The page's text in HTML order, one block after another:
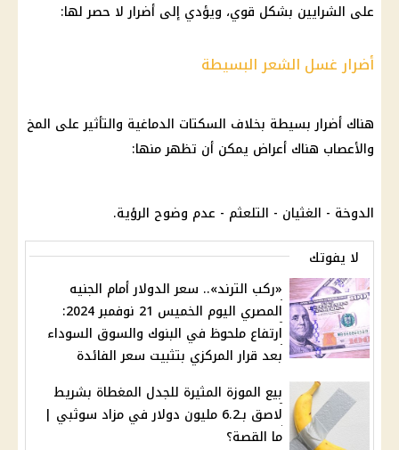
على الشرايين بشكل قوي، ويؤدي إلى أضرار لا حصر لها:
أضرار غسل الشعر البسيطة
هناك أضرار بسيطة بخلاف السكتات الدماغية والتأثير على المخ
والأعصاب هناك أعراض يمكن أن تظهر منها:
الدوخة - الغثيان - التلعثم - عدم وضوح الرؤية.
لا يفوتك
«ركب الترند».. سعر الدولار أمام الجنيه
المصري اليوم الخميس 21 نوفمبر 2024:
ارتفاع ملحوظ في البنوك والسوق السوداء
بعد قرار المركزي بتثبيت سعر الفائدة
بيع الموزة المثيرة للجدل المغطاة بشريط
لاصق بـ6.2 مليون دولار في مزاد سوثبي |
ما القصة؟